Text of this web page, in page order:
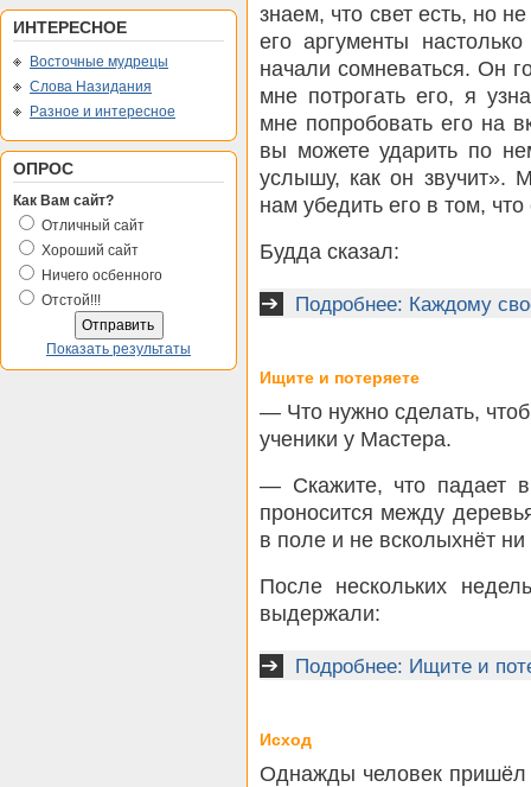
ИНТЕРЕСНОЕ
Восточные мудрецы
Слова Назидания
Разное и интересное
ОПРОС
Как Вам сайт?
Отличный сайт
Хороший сайт
Ничего осбенного
Отстой!!!
Показать результаты
знаем, что свет есть, но
его аргументы
начали сомневаться. Он
мне потрогать его, я
мне попробовать его на
вы можете ударить по
услышу, как он звучит».
нам убедить его в том, что
Будда сказал:
Подробнее: Каждому
Ищите и потеряете
— Что нужно сделать,
ученики у Мастера.
— Скажите, что падает
проносится между
в поле и не всколыхнёт ни
После нескольких
выдержали:
Подробнее: Ищите и
Исход
Однажды человек